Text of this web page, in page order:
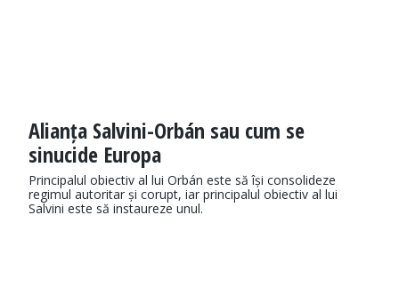
Alianța Salvini-Orbán sau cum se
sinucide Europa
Principalul obiectiv al lui Orbán este să își consolideze
regimul autoritar și corupt, iar principalul obiectiv al lui
Salvini este să instaureze unul.